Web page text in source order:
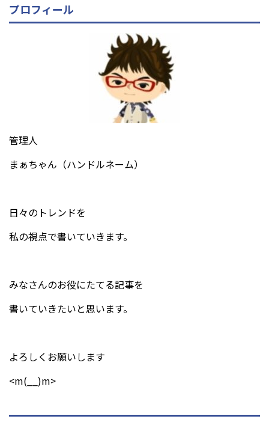
プロフィール
管理人
まぁちゃん（ハンドルネーム）
日々のトレンドを
私の視点で書いていきます。
みなさんのお役にたてる記事を
書いていきたいと思います。
よろしくお願いします
<m(__)m>